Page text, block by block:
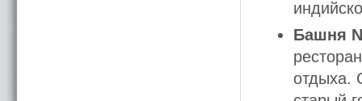
Башня
отдыха.